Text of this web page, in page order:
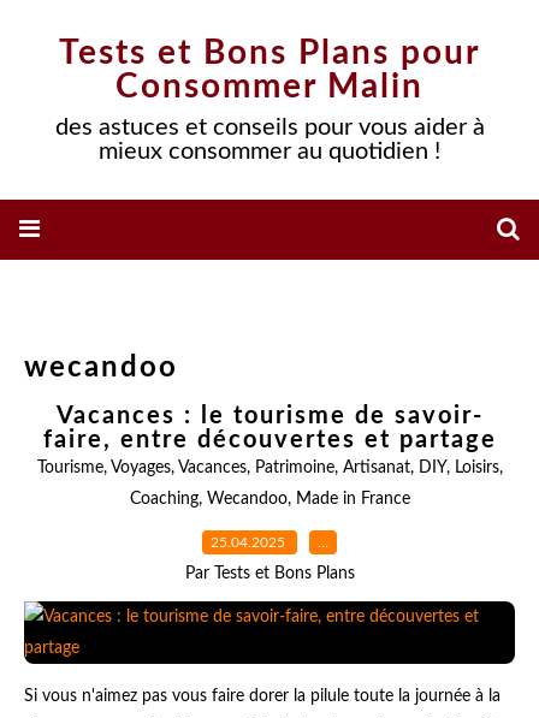
Tests et Bons Plans pour
Consommer Malin
des astuces et conseils pour vous aider à
mieux consommer au quotidien !
wecandoo
Vacances : le tourisme de savoir-
faire, entre découvertes et partage
Tourisme, Voyages, Vacances, Patrimoine, Artisanat, DIY, Loisirs,
Coaching, Wecandoo, Made in France
25.04.2025 …
Par Tests et Bons Plans
Si vous n'aimez pas vous faire dorer la pilule toute la journée à la